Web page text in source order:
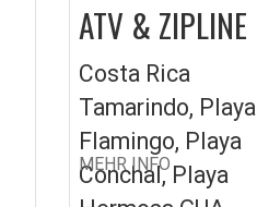
ATV & ZIPLINE
Costa Rica
Tamarindo, Playa
Flamingo, Playa
Conchal, Playa
MEHR INFO